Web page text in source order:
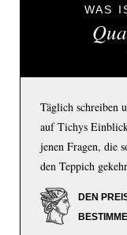
WAS
Täglich schreiben
auf Tichys
jenen Fragen, die
den Teppich
DEN